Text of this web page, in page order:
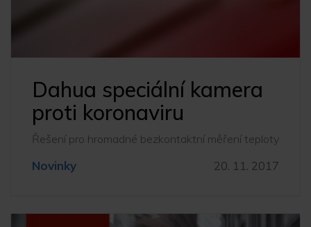
Dahua speciální kamera
proti koronaviru
Řešení pro hromadné bezkontaktní měření teploty
Novinky 20. 11. 2017